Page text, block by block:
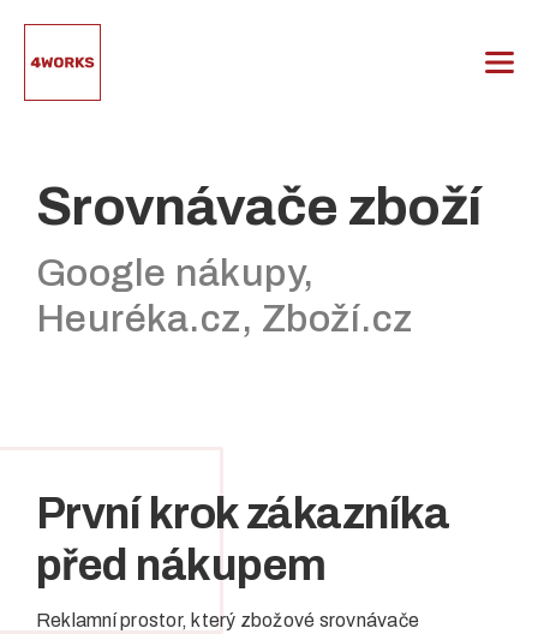
Srovnávače zboží
Google nákupy,
Heuréka.cz, Zboží.cz
První krok zákazníka
před nákupem
Reklamní prostor, který zbožové srovnávače